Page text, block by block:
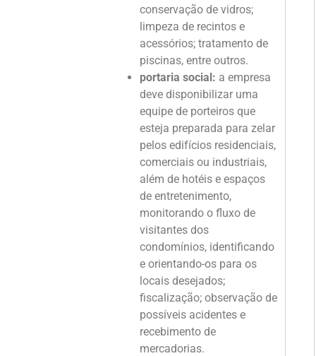
conservação de vidros;
limpeza de recintos e
acessórios; tratamento de
piscinas, entre outros.
portaria social: a empresa
deve disponibilizar uma
equipe de porteiros que
esteja preparada para zelar
pelos edifícios residenciais,
comerciais ou industriais,
além de hotéis e espaços
de entretenimento,
monitorando o fluxo de
visitantes dos
condomínios, identificando
e orientando-os para os
locais desejados;
fiscalização; observação de
possíveis acidentes e
recebimento de
mercadorias.